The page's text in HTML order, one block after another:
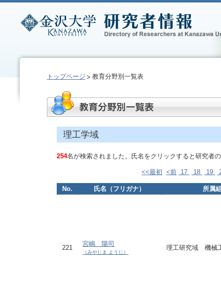
トップページ 教育分野別一覧表
理工学域
254名が検索されました。氏名をクリックすると研究者
<<最初 <前 17 18 19
No. 氏名（フリガナ） 所属
221
宮嶋 陽司
（みやじま ようじ）
理工研究域 機械